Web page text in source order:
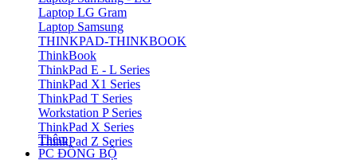
Laptop LG Gram
Laptop Samsung
THINKPAD-THINKBOOK
ThinkBook
ThinkPad E - L Series
ThinkPad X1 Series
ThinkPad T Series
Workstation P Series
ThinkPad X Series
ThinkPad Z Series
Thêm
PC ĐỒNG BỘ